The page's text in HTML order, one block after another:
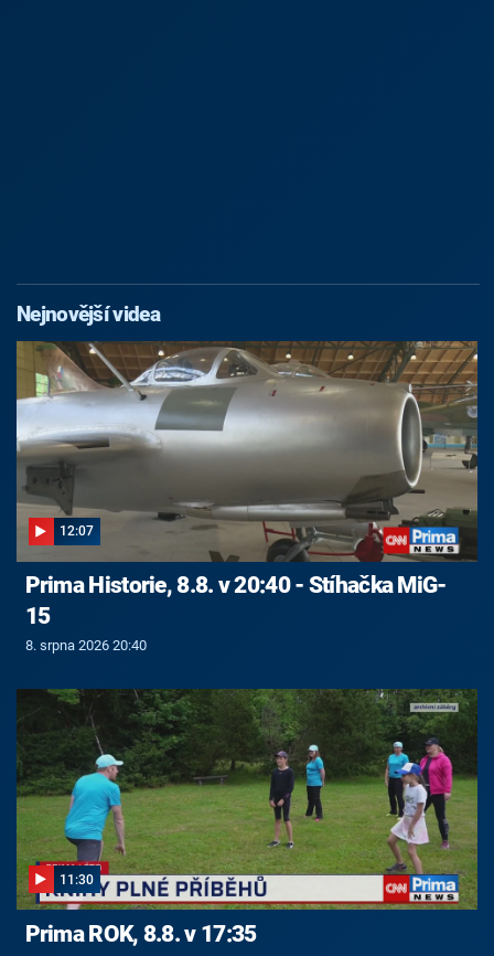
Nejnovější videa
12:07
Prima Historie, 8.8. v 20:40 - Stíhačka MiG-
15
8. srpna 2026 20:40
11:30
Prima ROK, 8.8. v 17:35